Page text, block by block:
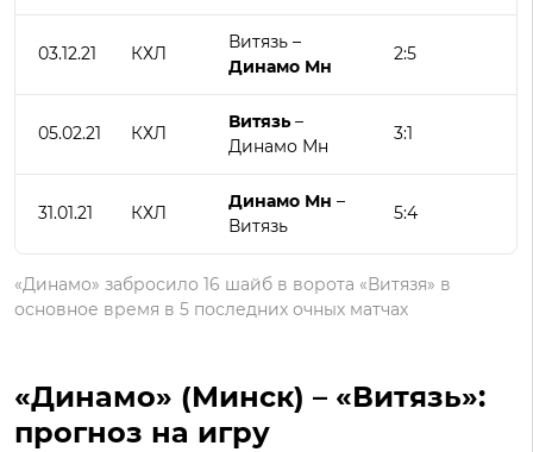
03.12.21 КХЛ
Витязь –
Динамо Мн
2:5
05.02.21 КХЛ
Витязь –
Динамо Мн
3:1
31.01.21 КХЛ
Динамо Мн –
Витязь
5:4
«Динамо» забросило 16 шайб в ворота «Витязя» в
основное время в 5 последних очных матчах
«Динамо» (Минск) – «Витязь»:
прогноз на игру